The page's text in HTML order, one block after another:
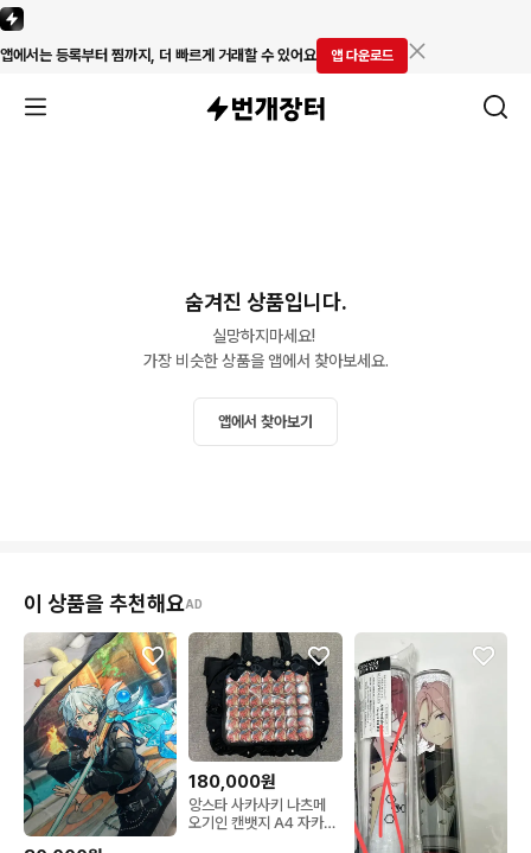
앱에서는 등록부터 찜까지, 더 빠르게 거래할 수 있어요 앱 다운로드
숨겨진 상품입니다.
실망하지마세요!
가장 비슷한 상품을 앱에서 찾아보세요.
앱에서 찾아보기
이 상품을 추천해요AD
180,000원
앙스타 사카사키 나츠메
오기인 캔뱃지 A4 자카마